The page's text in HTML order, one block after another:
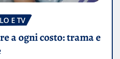
E TV
a ogni costo: trama e